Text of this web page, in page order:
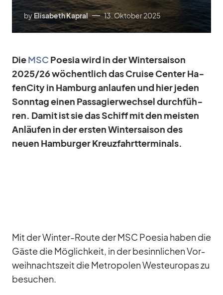
byElisabeth Kapral 13. Oktober 2025
DieMSC Poe­sia wird in der Win­ter­sai­son
2025/​26 wö­chent­lich das Cruise Cen­ter Ha­
fen­City in Ham­burg an­lau­fen und hier je­den
Sonn­tag ei­nen Pas­sa­gier­wech­sel durch­füh­
ren. Da­mit ist sie das Schiff mit den meis­ten
An­läu­fen in der ers­ten Win­ter­sai­son des
neuen Ham­bur­ger Kreuz­fahrt­ter­mi­nals.
Mit der Win­ter-Route der MSC Poe­sia ha­ben die
Gäste die Mög­lich­keit, in der be­sinn­li­chen Vor­
weih­nachts­zeit die Me­tro­po­len West­eu­ro­pas zu
be­su­chen.